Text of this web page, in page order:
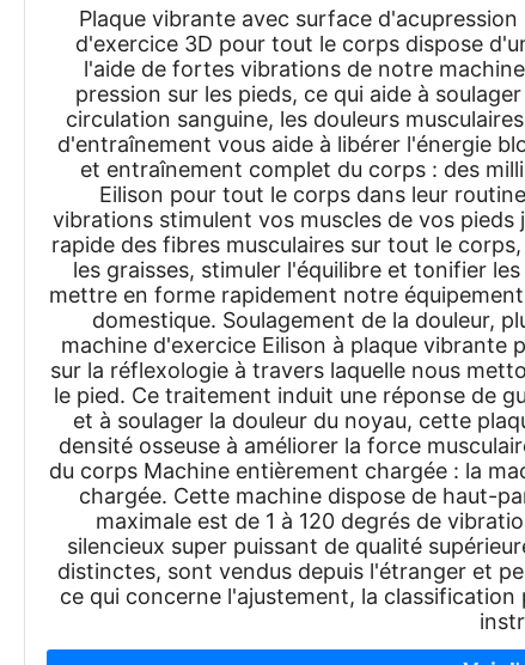
Plaque vibrante avec surface
d'exercice 3D pour tout le corps dispose
l'aide de fortes vibrations de notre
pression sur les pieds, ce qui aide à
circulation sanguine, les douleurs
d'entraînement vous aide à libérer l'énergie
et entraînement complet du corps : des
Eilison pour tout le corps dans leur
vibrations stimulent vos muscles de vos
rapide des fibres musculaires sur tout le
les graisses, stimuler l'équilibre et tonifier
mettre en forme rapidement notre
domestique. Soulagement de la douleur,
machine d'exercice Eilison à plaque vibrante
sur la réflexologie à travers laquelle nous
le pied. Ce traitement induit une réponse de
et à soulager la douleur du noyau, cette
densité osseuse à améliorer la force
du corps Machine entièrement chargée : la
chargée. Cette machine dispose de haut-
maximale est de 1 à 120 degrés de
silencieux super puissant de qualité
distinctes, sont vendus depuis l'étranger et
ce qui concerne l'ajustement, la